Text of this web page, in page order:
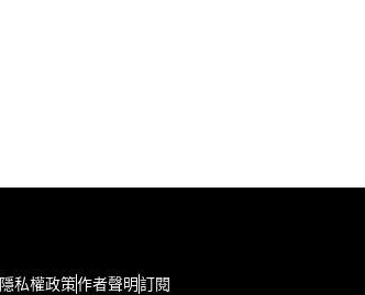
隱私權政策作者聲明訂閱